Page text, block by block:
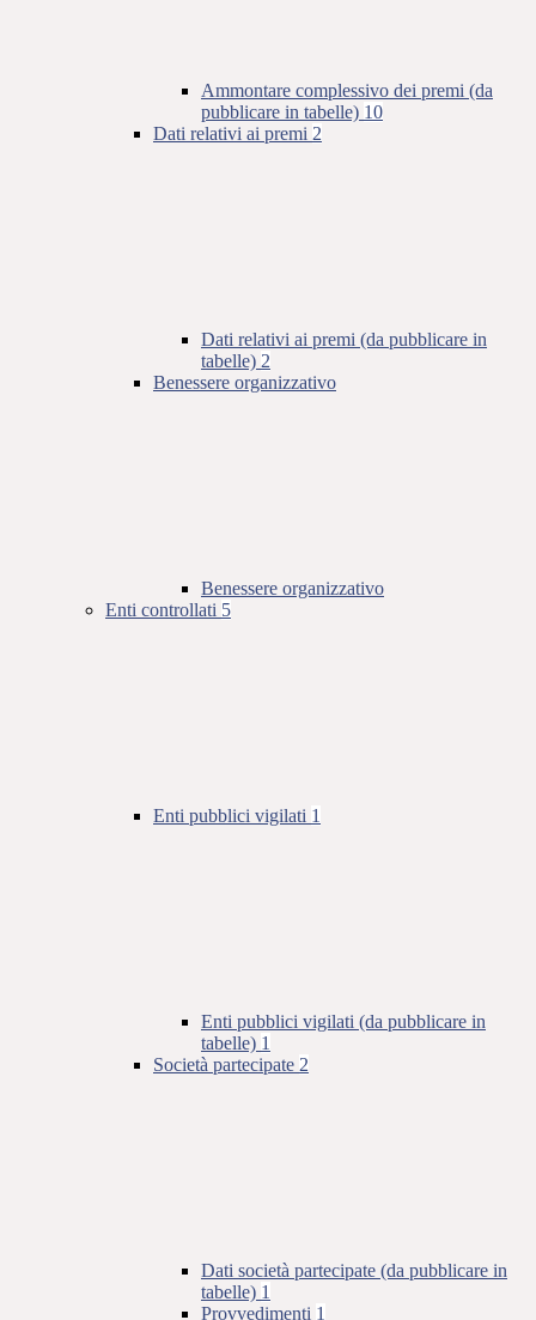
Ammontare complessivo dei premi (da
pubblicare in tabelle) 10
Dati relativi ai premi 2
Dati relativi ai premi (da pubblicare in
tabelle) 2
Benessere organizzativo
Benessere organizzativo
Enti controllati 5
Enti pubblici vigilati 1
Enti pubblici vigilati (da pubblicare in
tabelle) 1
Società partecipate 2
Dati società partecipate (da pubblicare in
tabelle) 1
Provvedimenti 1